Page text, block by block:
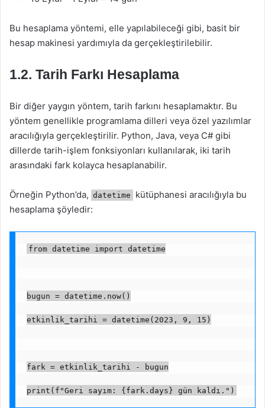
Bu hesaplama yöntemi, elle yapılabileceği gibi, basit bir
hesap makinesi yardımıyla da gerçekleştirilebilir.
1.2. Tarih Farkı Hesaplama
Bir diğer yaygın yöntem, tarih farkını hesaplamaktır. Bu
yöntem genellikle programlama dilleri veya özel yazılımlar
aracılığıyla gerçekleştirilir. Python, Java, veya C# gibi
dillerde tarih-işlem fonksiyonları kullanılarak, iki tarih
arasındaki fark kolayca hesaplanabilir.
Örneğin Python’da, datetime
kütüphanesi aracılığıyla bu
hesaplama şöyledir:
from datetime import datetime
bugun = datetime.now()
etkinlik_tarihi = datetime(2023, 9, 15)
fark = etkinlik_tarihi - bugun
print(f"Geri sayım: {fark.days} gün kaldı.")